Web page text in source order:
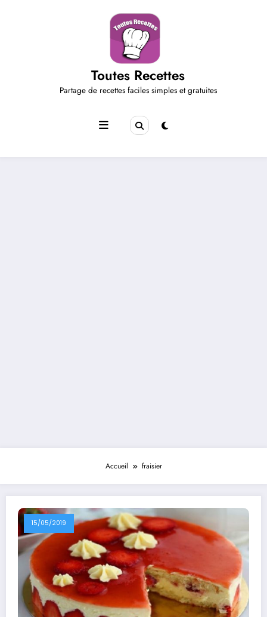
Toutes Recettes
Partage de recettes faciles simples et gratuites
Accueil fraisier
15/05/2019